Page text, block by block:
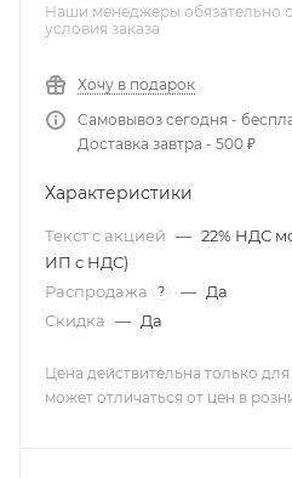
Наши менеджеры обязательно
условия заказа
Хочу в подарок
Самовывоз сегодня -
Доставка завтра - 500 ₽
Характеристики
Текст с акцией — 22% НДС
ИП с НДС)
Распродажа
? — Да
Скидка — Да
Цена действительна только
может отличаться от цен в